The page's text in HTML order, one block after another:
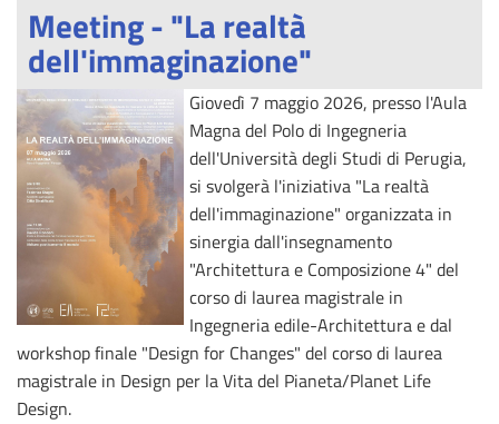
Meeting - "La realtà
dell'immaginazione"
Giovedì 7 maggio 2026, presso l'Aula
Magna del Polo di Ingegneria
dell'Università degli Studi di Perugia,
si svolgerà l'iniziativa "La realtà
dell'immaginazione" organizzata in
sinergia dall'insegnamento
"Architettura e Composizione 4" del
corso di laurea magistrale in
Ingegneria edile-Architettura e dal
workshop finale "Design for Changes" del corso di laurea
magistrale in Design per la Vita del Pianeta/Planet Life
Design.